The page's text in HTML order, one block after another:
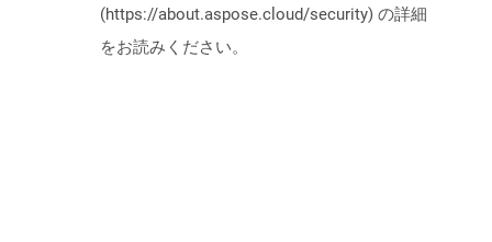
(https://about.aspose.cloud/security) の詳細
をお読みください。